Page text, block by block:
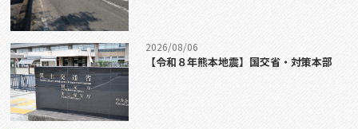
2026/08/06
【令和８年熊本地震】国交省・対策本部